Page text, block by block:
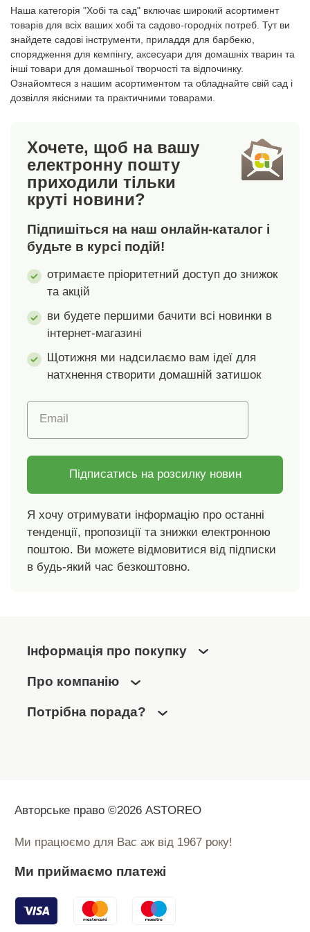
землі, коли собака
стоїть.Наша порада: не
вкорочуйте кігті при
першому підстриганні,
а продовжуйте робити
це невеликими
ділянками. Це
Кігтерізки мають
ергономічну нековзну
ручку, ріжуча частина
виготовлена зі
см.
рукавички виготовлена
з силікону та ідеально
захоплює шерсть.
Розчісує шерсть у
грудки, які легко
видалити та
утилізувати.
безболісні для шкіри
тварини. Поверхня
рукавички легко
мила або миючого
призначена для правої
текстиль,
Рукавички для
розчісування хутра
догляду за шерстю
силіконові наконечники
Зручне, безболісне
розчісування
Універсальний розмір
обслуговування
Наша категорія "Хобі та сад" включає широкий асортимент
товарів для всіх ваших хобі та садово-городніх потреб. Тут ви
знайдете садові інструменти, приладдя для барбекю,
спорядження для кемпінгу, аксесуари для домашніх тварин та
інші товари для домашньої творчості та відпочинку.
Ознайомтеся з нашим асортиментом та обладнайте свій сад і
дозвілля якісними та практичними товарами.
Хочете, щоб на вашу
електронну пошту
приходили тільки
круті новини?
Підпишіться на наш онлайн-каталог і
будьте в курсі подій!
отримаєте пріоритетний доступ до знижок
та акцій
ви будете першими бачити всі новинки в
інтернет-магазині
Щотижня ми надсилаємо вам ідеї для
натхнення створити домашній затишок
Email
Підписатись на розсилку новин
Я хочу отримувати інформацію про останні
тенденції, пропозиції та знижки електронною
поштою. Ви можете відмовитися від підписки
в будь-який час безкоштовно.
Інформація про покупку
Про компанію
Потрібна порада?
Авторське право ©2026 ASTOREO
Ми працюємо для Вас аж від 1967 року!
Ми приймаємо платежі